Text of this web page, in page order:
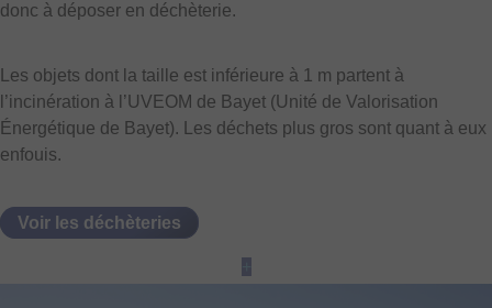
donc à déposer en déchèterie.
Les objets dont la taille est inférieure à 1 m partent à
l’incinération à l’UVEOM de Bayet (Unité de Valorisation
Énergétique de Bayet). Les déchets plus gros sont quant à eux
enfouis.
Voir les déchèteries